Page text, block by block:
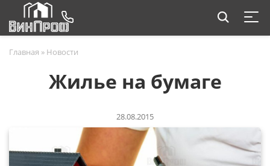
Главная » Новости
Жилье на бумаге
28.08.2015